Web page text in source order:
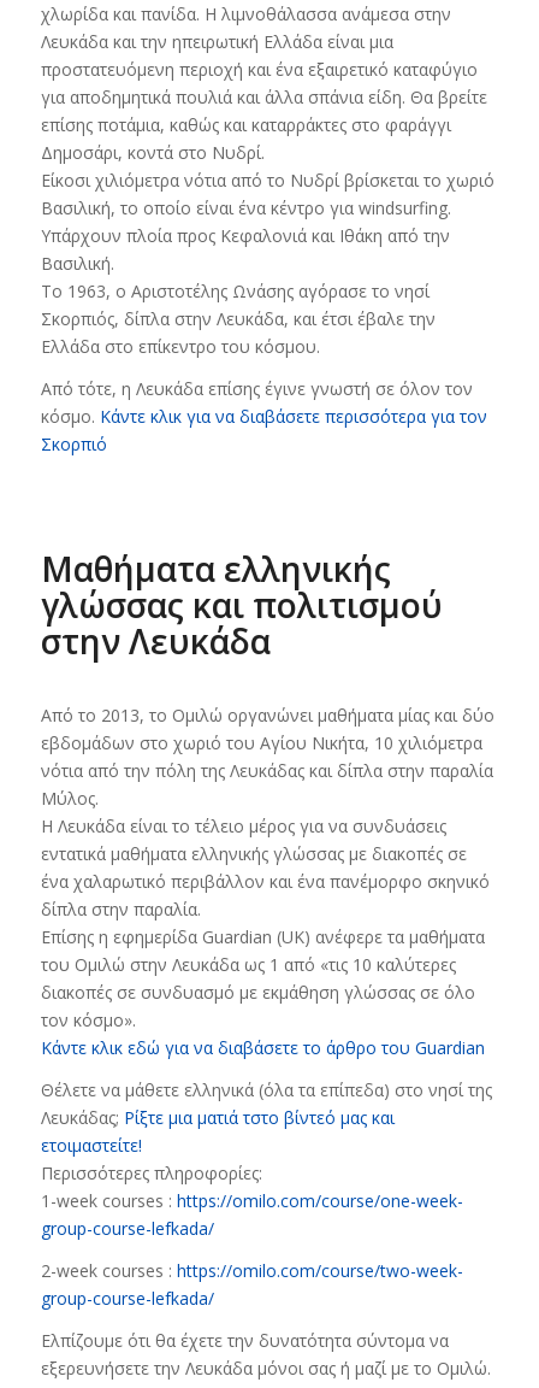
χλωρίδα και πανίδα. Η λιμνοθάλασσα ανάμεσα στην
Λευκάδα και την ηπειρωτική Ελλάδα είναι μια
προστατευόμενη περιοχή και ένα εξαιρετικό καταφύγιο
για αποδημητικά πουλιά και άλλα σπάνια είδη. Θα βρείτε
επίσης ποτάμια, καθώς και καταρράκτες στο φαράγγι
Δημοσάρι, κοντά στο Νυδρί.
Είκοσι χιλιόμετρα νότια από το Νυδρί βρίσκεται το χωριό
Βασιλική, το οποίο είναι ένα κέντρο για windsurfing.
Υπάρχουν πλοία προς Κεφαλονιά και Ιθάκη από την
Βασιλική.
Το 1963, ο Αριστοτέλης Ωνάσης αγόρασε το νησί
Σκορπιός, δίπλα στην Λευκάδα, και έτσι έβαλε την
Ελλάδα στο επίκεντρο του κόσμου.
Από τότε, η Λευκάδα επίσης έγινε γνωστή σε όλον τον
κόσμο. Κάντε κλικ για να διαβάσετε περισσότερα για τον
Σκορπιό
Μαθήματα ελληνικής
γλώσσας και πολιτισμού
στην Λευκάδα
Από το 2013, το Ομιλώ οργανώνει μαθήματα μίας και δύο
εβδομάδων στο χωριό του Αγίου Νικήτα, 10 χιλιόμετρα
νότια από την πόλη της Λευκάδας και δίπλα στην παραλία
Μύλος.
Η Λευκάδα είναι το τέλειο μέρος για να συνδυάσεις
εντατικά μαθήματα ελληνικής γλώσσας με διακοπές σε
ένα χαλαρωτικό περιβάλλον και ένα πανέμορφο σκηνικό
δίπλα στην παραλία.
Επίσης η εφημερίδα Guardian (UK) ανέφερε τα μαθήματα
του Ομιλώ στην Λευκάδα ως 1 από «τις 10 καλύτερες
διακοπές σε συνδυασμό με εκμάθηση γλώσσας σε όλο
τον κόσμο».
Κάντε κλικ εδώ για να διαβάσετε το άρθρο του Guardian
Θέλετε να μάθετε ελληνικά (όλα τα επίπεδα) στο νησί της
Λευκάδας; Ρίξτε μια ματιά τστο βίντεό μας και
ετοιμαστείτε!
Περισσότερες πληροφορίες:
1-week courses : https://omilo.com/course/one-week-
group-course-lefkada/
2-week courses : https://omilo.com/course/two-week-
group-course-lefkada/
Ελπίζουμε ότι θα έχετε την δυνατότητα σύντομα να
εξερευνήσετε την Λευκάδα μόνοι σας ή μαζί με το Ομιλώ.